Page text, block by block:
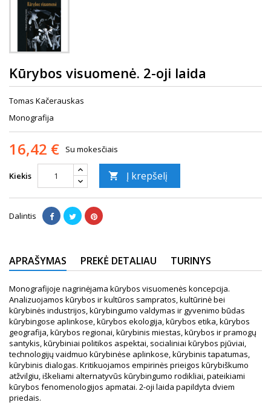
Kūrybos visuomenė. 2-oji laida
Tomas Kačerauskas
Monografija
16,42 € Su mokesčiais
Kiekis  Į krepšelį
Dalintis
APRAŠYMAS PREKĖ DETALIAU TURINYS
Monografijoje nagrinėjama kūrybos visuomenės koncepcija.
Analizuojamos kūrybos ir kultūros sampratos, kultūrinė bei
kūrybinės industrijos, kūrybingumo valdymas ir gyvenimo būdas
kūrybingose aplinkose, kūrybos ekologija, kūrybos etika, kūrybos
geografija, kūrybos regionai, kūrybinis miestas, kūrybos ir pramogų
santykis, kūrybiniai politikos aspektai, socialiniai kūrybos pjūviai,
technologijų vaidmuo kūrybinėse aplinkose, kūrybinis tapatumas,
kūrybinis dialogas. Kritikuojamos empirinės prieigos kūrybiškumo
atžvilgiu, iškeliami alternatyvūs kūrybingumo rodikliai, pateikiami
kūrybos fenomenologijos apmatai. 2-oji laida papildyta dviem
priedais.